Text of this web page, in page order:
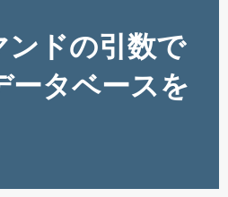
ドの引数で
ータベースを